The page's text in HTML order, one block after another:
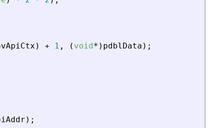
) + 1 , ( void* ) pdblData ) ;
) ;